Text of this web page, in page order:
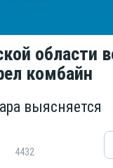
области
комбайн
выясняется
4432